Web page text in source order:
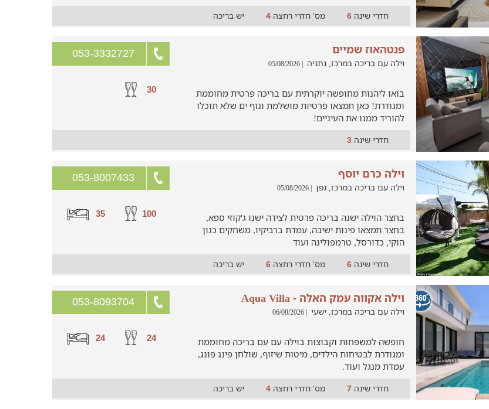
חדרי שינה6 מס' חדרי רחצה4 יש בריכה
053-3332727
30
פנטהאוז שמיים
וילה עם בריכה במרכז, נתניה | 05/08/2026
בואו ליהנות מחופשה יוקרתית עם בריכה פרטית מחוממת
ומגודרת! כאן תמצאו פרטיות מושלמת ונוף ים שלא תוכלו
להוריד ממנו את העיניים!
חדרי שינה3
053-8007433
100
35
וילה כרם יוסף
וילה עם בריכה במרכז, גפן | 05/08/2026
בחצר הוילה ישנה בריכה פרטית לצידה ישנו ג'קוזי ספא,
בחצר תמצאו פינות ישיבה, עמדת ברביקיו, משחקים כגון
הוקי, כדורסל, טרמפולינה ועוד
חדרי שינה6 מס' חדרי רחצה6 יש בריכה
053-8093704
24
24
וילה אקווה עמק האלה - Aqua Villa
וילה עם בריכה במרכז, ישעי | 06/08/2026
חופשה למשפחות וקבוצות בוילה עם עם בריכה מחוממת
ומגודרת לבטיחות הילדים, מיטות שיזוף, שולחן פינג פונג,
עמדת מנגל ועוד.
חדרי שינה7 מס' חדרי רחצה4 יש בריכה